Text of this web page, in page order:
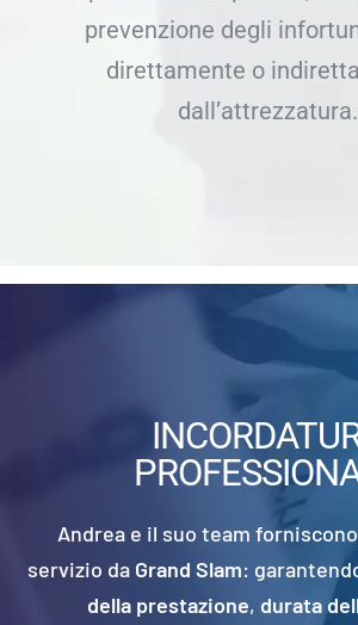
prevenzione degli
direttamente o
dall’attrezzatura.
Andrea e il suo team
servizio da Grand Slam:
della prestazione, durata